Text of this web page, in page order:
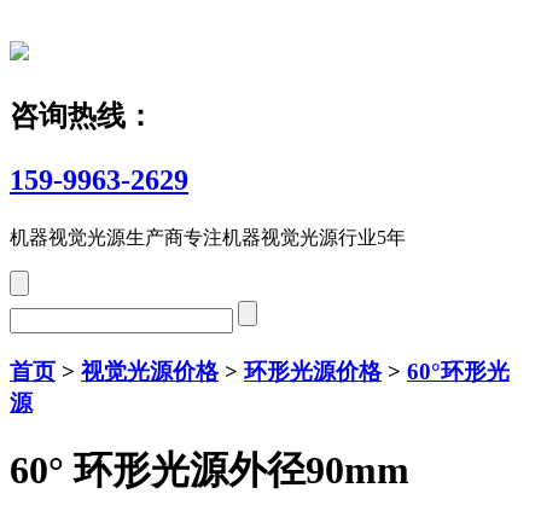
咨询热线：
159-9963-2629
机器视觉光源生产商专注机器视觉光源行业5年
首页 > 视觉光源价格>环形光源价格> 60°环形光
源
60° 环形光源外径90mm